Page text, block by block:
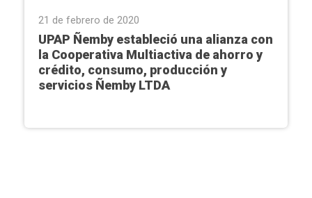
21 de febrero de 2020
UPAP Ñemby estableció una alianza con
la Cooperativa Multiactiva de ahorro y
crédito, consumo, producción y
servicios Ñemby LTDA